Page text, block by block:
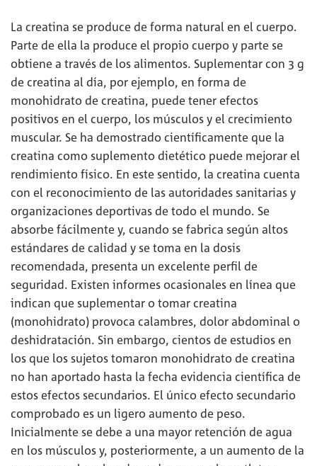
La creatina se produce de forma natural en el cuerpo.
Parte de ella la produce el propio cuerpo y parte se
obtiene a través de los alimentos. Suplementar con 3 g
de creatina al día, por ejemplo, en forma de
monohidrato de creatina, puede tener efectos
positivos en el cuerpo, los músculos y el crecimiento
muscular. Se ha demostrado científicamente que la
creatina como suplemento dietético puede mejorar el
rendimiento físico. En este sentido, la creatina cuenta
con el reconocimiento de las autoridades sanitarias y
organizaciones deportivas de todo el mundo. Se
absorbe fácilmente y, cuando se fabrica según altos
estándares de calidad y se toma en la dosis
recomendada, presenta un excelente perfil de
seguridad. Existen informes ocasionales en línea que
indican que suplementar o tomar creatina
(monohidrato) provoca calambres, dolor abdominal o
deshidratación. Sin embargo, cientos de estudios en
los que los sujetos tomaron monohidrato de creatina
no han aportado hasta la fecha evidencia científica de
estos efectos secundarios. El único efecto secundario
comprobado es un ligero aumento de peso.
Inicialmente se debe a una mayor retención de agua
en los músculos y, posteriormente, a un aumento de la